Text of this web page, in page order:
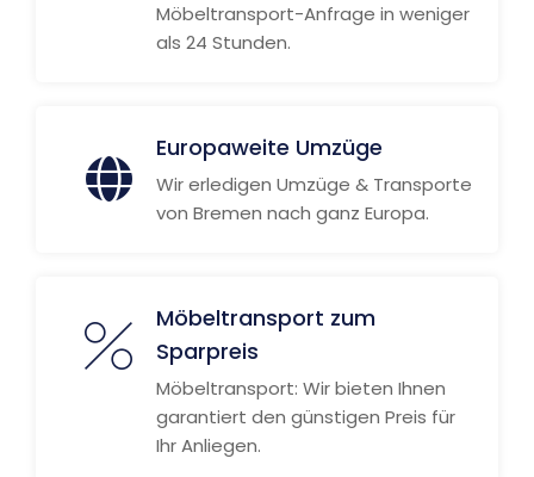
Möbeltransport-Anfrage in weniger
als 24 Stunden.
Europaweite Umzüge
Wir erledigen Umzüge & Transporte
von Bremen nach ganz Europa.
Möbeltransport zum
Sparpreis
Möbeltransport: Wir bieten Ihnen
garantiert den günstigen Preis für
Ihr Anliegen.